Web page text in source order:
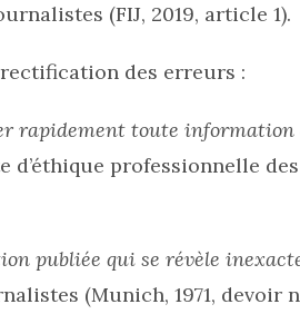
(FIJ, 2019, article 1).
des erreurs :
rapidement toute information
d’éthique professionnelle
publiée qui se révèle
(Munich, 1971, devoir n